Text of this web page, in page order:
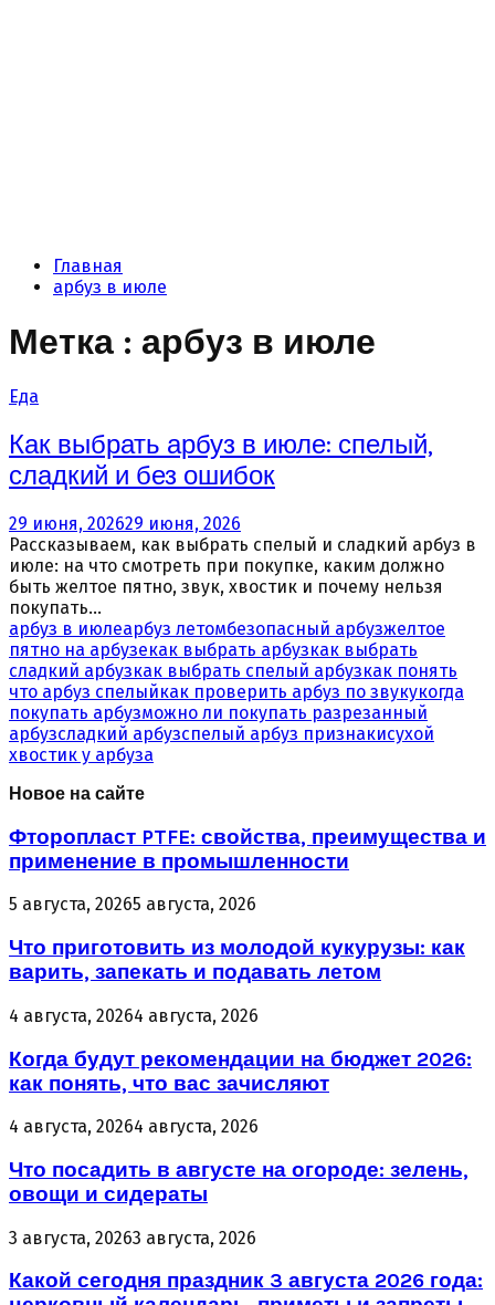
Главная
арбуз в июле
Метка : арбуз в июле
Еда
Как выбрать арбуз в июле: спелый,
сладкий и без ошибок
29 июня, 202629 июня, 2026
Рассказываем, как выбрать спелый и сладкий арбуз в
июле: на что смотреть при покупке, каким должно
быть желтое пятно, звук, хвостик и почему нельзя
покупать...
арбуз в июлеарбуз летомбезопасный арбузжелтое
пятно на арбузекак выбрать арбузкак выбрать
сладкий арбузкак выбрать спелый арбузкак понять
что арбуз спелыйкак проверить арбуз по звукукогда
покупать арбузможно ли покупать разрезанный
арбузсладкий арбузспелый арбуз признакисухой
хвостик у арбуза
Новое на сайте
Фторопласт PTFE: свойства, преимущества и
применение в промышленности
5 августа, 20265 августа, 2026
Что приготовить из молодой кукурузы: как
варить, запекать и подавать летом
4 августа, 20264 августа, 2026
Когда будут рекомендации на бюджет 2026:
как понять, что вас зачисляют
4 августа, 20264 августа, 2026
Что посадить в августе на огороде: зелень,
овощи и сидераты
3 августа, 20263 августа, 2026
Какой сегодня праздник 3 августа 2026 года: